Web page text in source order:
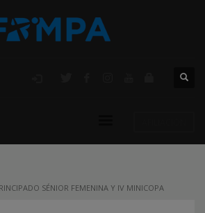
SÉNIOR FEMENINA Y IV MINICOPA